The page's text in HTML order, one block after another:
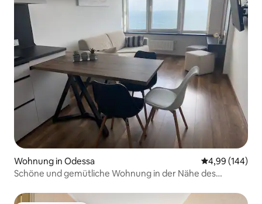
Wohnung in Odessa
4,99 (144)
Schöne und gemütliche Wohnung in der Nähe des